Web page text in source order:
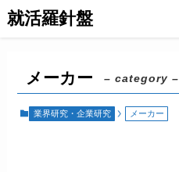
就活羅針盤
メーカー – category –
業界研究・企業研究 メーカー